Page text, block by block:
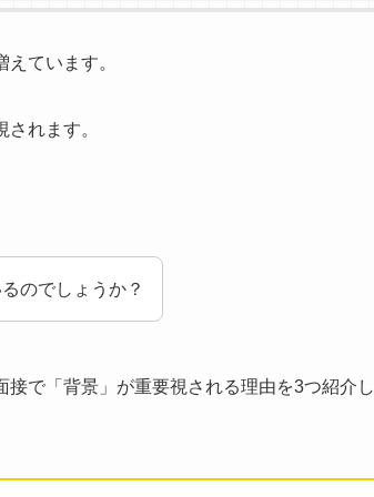
ています。
れます。
のでしょうか？
で「背景」が重要視される理由を3つ紹介し